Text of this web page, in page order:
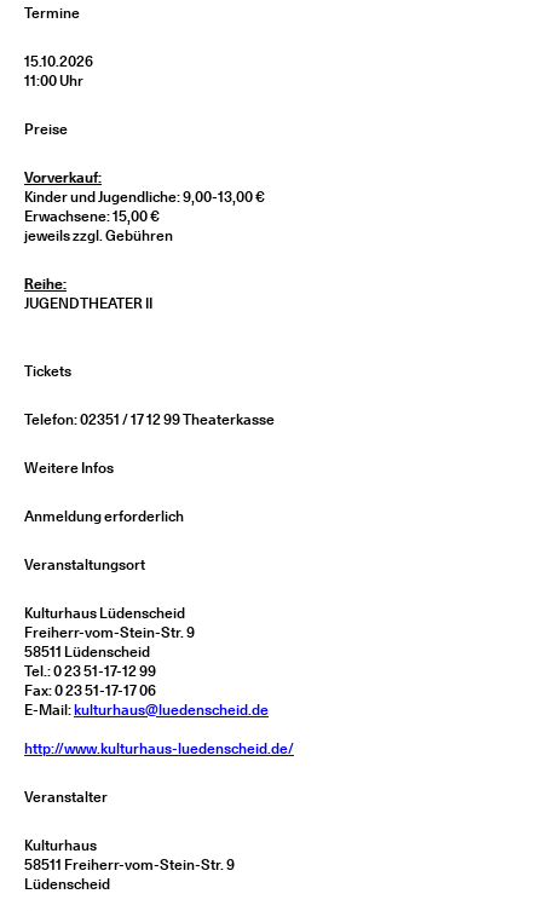
Termine
15.10.2026
11:00 Uhr
Preise
Vorverkauf:
Kinder und Jugendliche: 9,00-13,00 €
Erwachsene: 15,00 €
jeweils zzgl. Gebühren
Reihe:
JUGENDTHEATER II
Tickets
Telefon: 02351 / 17 12 99 Theaterkasse
Weitere Infos
Anmeldung erforderlich
Veranstaltungsort
Kulturhaus Lüdenscheid
Freiherr-vom-Stein-Str. 9
58511 Lüdenscheid
Tel.: 0 23 51-17-12 99
Fax: 0 23 51-17-17 06
E-Mail:kulturhaus@luedenscheid.de
http://www.kulturhaus-luedenscheid.de/
Veranstalter
Kulturhaus
58511 Freiherr-vom-Stein-Str. 9
Lüdenscheid